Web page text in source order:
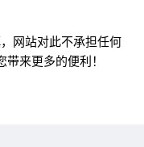
网站对此不承担任何
来更多的便利！